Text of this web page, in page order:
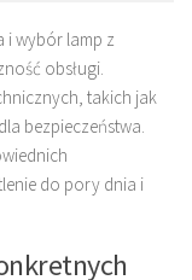
i wybór lamp z
obsługi.
takich jak
bezpieczeństwa.
do pory dnia i